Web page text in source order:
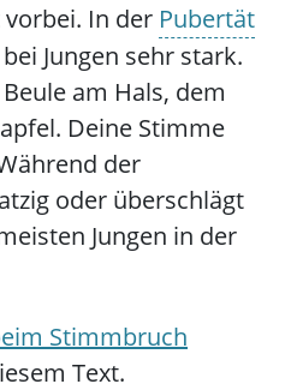
In der Pubertät
Jungen sehr stark.
am Hals, dem
Deine Stimme
der
oder überschlägt
Jungen in der
Stimmbruch
Text.